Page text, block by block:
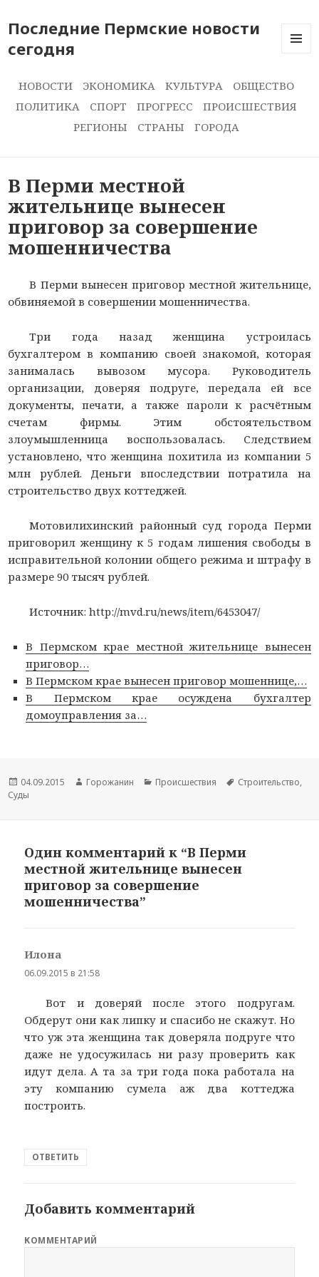
Последние Пермские новости
сегодня
НОВОСТИ ЭКОНОМИКА КУЛЬТУРА
ОБЩЕСТВО
ПОЛИТИКА
СПОРТ ПРОГРЕСС
ПРОИСШЕСТВИЯ
РЕГИОНЫ
СТРАНЫ ГОРОДА
В Перми местной
жительнице вынесен
приговор за совершение
мошенничества
В Перми вынесен приговор местной жительнице,
обвиняемой в совершении мошенничества.
Три года назад женщина устроилась
бухгалтером в компанию своей знакомой, которая
занималась вывозом мусора. Руководитель
организации, доверяя подруге, передала ей все
документы, печати, а также пароли к расчётным
счетам фирмы. Этим обстоятельством
злоумышленница воспользовалась. Следствием
установлено, что женщина похитила из компании 5
млн рублей. Деньги впоследствии потратила на
строительство двух коттеджей.
Мотовилихинский районный суд города Перми
приговорил женщину к 5 годам лишения свободы в
исправительной колонии общего режима и штрафу в
размере 90 тысяч рублей.
Источник: http://mvd.ru/news/item/6453047/
В Пермском крае местной жительнице вынесен
приговор…
В Пермском крае вынесен приговор мошеннице,…
В Пермском крае осуждена бухгалтер
домоуправления за…
Опубликовано
04.09.2015 Автор
Горожанин Рубрики
Происшествия Метки
Строительство,
Суды
Один комментарий к “В Перми
местной жительнице вынесен
приговор за совершение
мошенничества”
Илона
06.09.2015 в 21:58
Вот и доверяй после этого подругам.
Обдерут они как липку и спасибо не скажут. Но
что уж эта женщина так доверяла подруге что
даже не удосужилась ни разу проверить как
идут дела. А та за три года пока работала на
эту компанию сумела аж два коттеджа
построить.
ОТВЕТИТЬ
Добавить комментарий
КОММЕНТАРИЙ